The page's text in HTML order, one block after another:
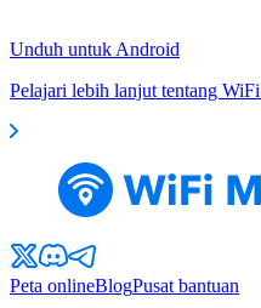
Unduh untuk Android
Pelajari lebih lanjut tentang
Peta onlineBlogPusat bantuan